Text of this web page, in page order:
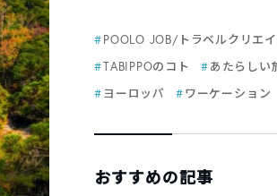
POOLO JOB/トラベルクリエ
TABIPPOのコト
あたらしい
ヨーロッパ
ワーケーション
おすすめの記事